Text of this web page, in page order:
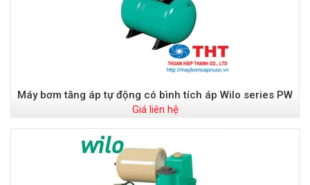
Máy bơm tăng áp tự động có bình tích áp Wilo series PW
Giá liên hệ